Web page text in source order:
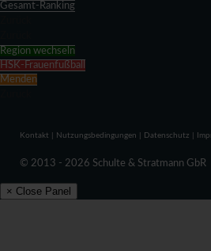
Gesamt-Ranking
Region wechseln
HSK-Frauenfußball
Menden
Kontakt Nutzungsbedingungen Datenschutz
© 2013 - 2026 Schulte & Stratmann GbR
× Close Panel